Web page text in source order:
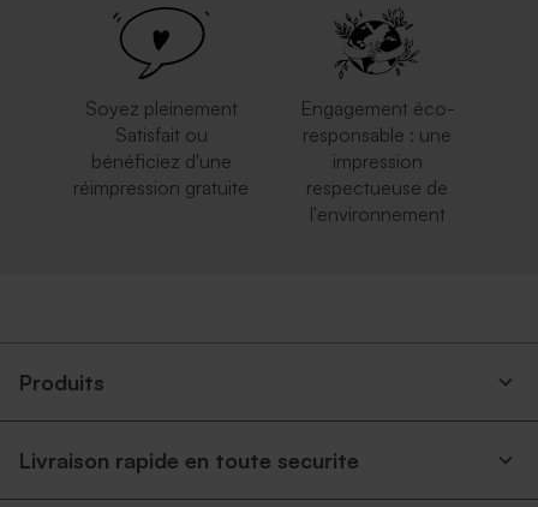
Soyez pleinement
Satisfait ou
bénéficiez d'une
réimpression gratuite
Engagement éco-
responsable : une
impression
respectueuse de
l'environnement
Produits
Livraison rapide en toute securite